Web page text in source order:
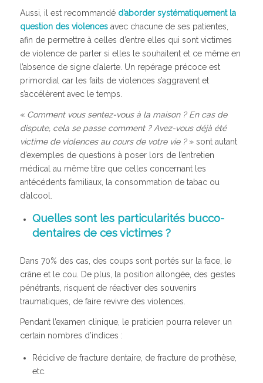
Aussi, il est recommandé d’aborder systématiquement la
question des violences avec chacune de ses patientes,
afin de permettre à celles d’entre elles qui sont victimes
de violence de parler si elles le souhaitent et ce même en
l’absence de signe d’alerte. Un repérage précoce est
primordial car les faits de violences s’aggravent et
s’accélèrent avec le temps.
«Comment vous sentez-vous à la maison ? En cas de
dispute, cela se passe comment ? Avez-vous déjà été
victime de violences au cours de votre vie ?» sont autant
d’exemples de questions à poser lors de l’entretien
médical au même titre que celles concernant les
antécédents familiaux, la consommation de tabac ou
d’alcool.
Quelles sont les particularités bucco-
dentaires de ces victimes ?
Dans 70% des cas, des coups sont portés sur la face, le
crâne et le cou. De plus, la position allongée, des gestes
pénétrants, risquent de réactiver des souvenirs
traumatiques, de faire revivre des violences.
Pendant l’examen clinique, le praticien pourra relever un
certain nombres d’indices :
Récidive de fracture dentaire, de fracture de prothèse,
etc.